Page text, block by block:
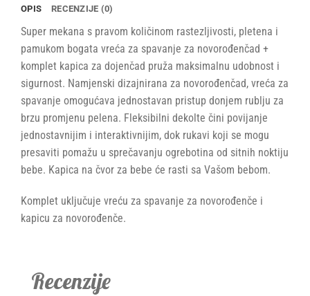
OPIS RECENZIJE (0)
Super mekana s pravom količinom rastezljivosti, pletena i
pamukom bogata vreća za spavanje za novorođenčad +
komplet kapica za dojenčad pruža maksimalnu udobnost i
sigurnost. Namjenski dizajnirana za novorođenčad, vreća za
spavanje omogućava jednostavan pristup donjem rublju za
brzu promjenu pelena. Fleksibilni dekolte čini povijanje
jednostavnijim i interaktivnijim, dok rukavi koji se mogu
presaviti pomažu u sprečavanju ogrebotina od sitnih noktiju
bebe. Kapica na čvor za bebe će rasti sa Vašom bebom.
Komplet uključuje vreću za spavanje za novorođenče i
kapicu za novorođenče.
Recenzije